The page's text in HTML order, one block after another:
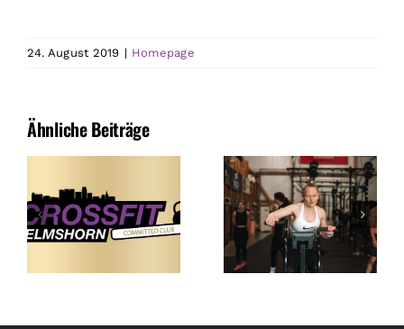
24. August 2019 | Homepage
Ähnliche Beiträge